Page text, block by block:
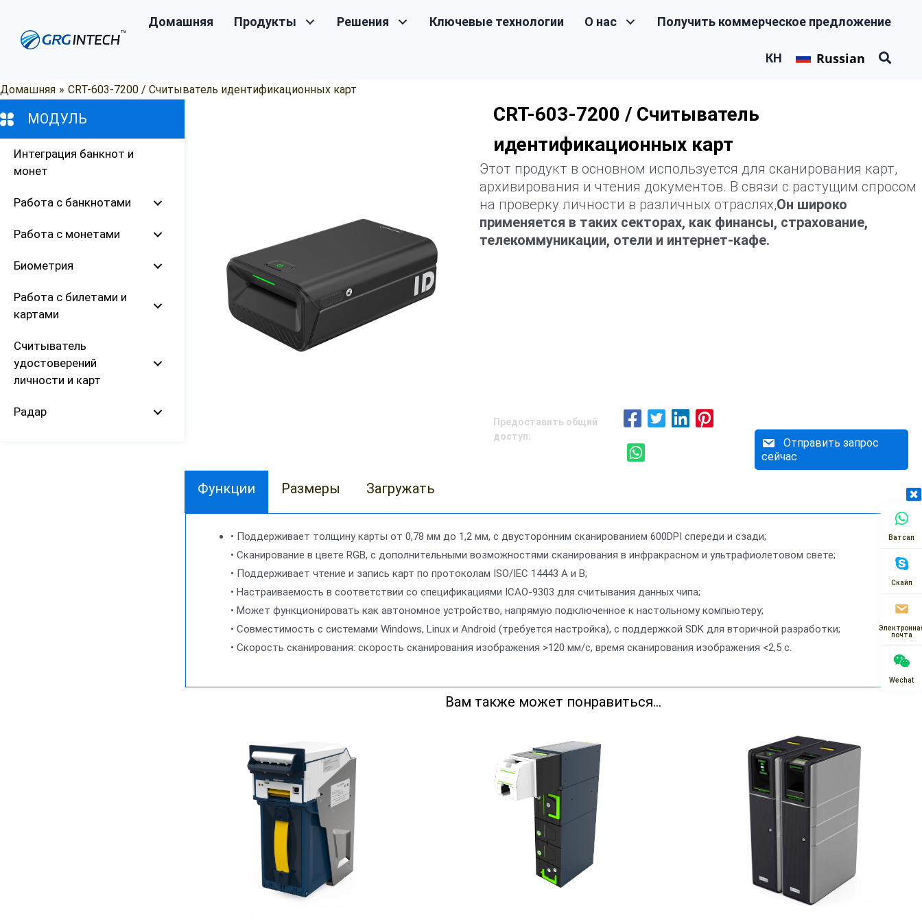
содержимому
Домашняя Продукты Решения Ключевые технологии О нас Получить коммерческое предложение
КН Russian
Домашняя » CRT-603-7200 / Считыватель идентификационных карт
МОДУЛЬ
Интеграция банкнот и
монет
Работа с банкнотами
Работа с монетами
Биометрия
Работа с билетами и
картами
Считыватель
удостоверений
личности и карт
Радар
CRT-603-7200 / Считыватель
идентификационных карт
Этот продукт в основном используется для сканирования карт,
архивирования и чтения документов. В связи с растущим спросом
на проверку личности в различных отраслях,Он широко
применяется в таких секторах, как финансы, страхование,
телекоммуникации, отели и интернет-кафе.
Предоставить общий
доступ:
Отправить запрос
сейчас
Функции Размеры Загружать
• Поддерживает толщину карты от 0,78 мм до 1,2 мм, с двусторонним сканированием 600DPI спереди и сзади;
• Сканирование в цвете RGB, с дополнительными возможностями сканирования в инфракрасном и ультрафиолетовом свете;
• Поддерживает чтение и запись карт по протоколам ISO/IEC 14443 A и B;
• Настраиваемость в соответствии со спецификациями ICAO-9303 для считывания данных чипа;
• Может функционировать как автономное устройство, напрямую подключенное к настольному компьютеру;
• Совместимость с системами Windows, Linux и Android (требуется настройка), с поддержкой SDK для вторичной разработки;
• Скорость сканирования: скорость сканирования изображения >120 мм/с, время сканирования изображения <2,5 с.
Вам также может понравиться...
Ватсап
Скайп
почта
Wechat